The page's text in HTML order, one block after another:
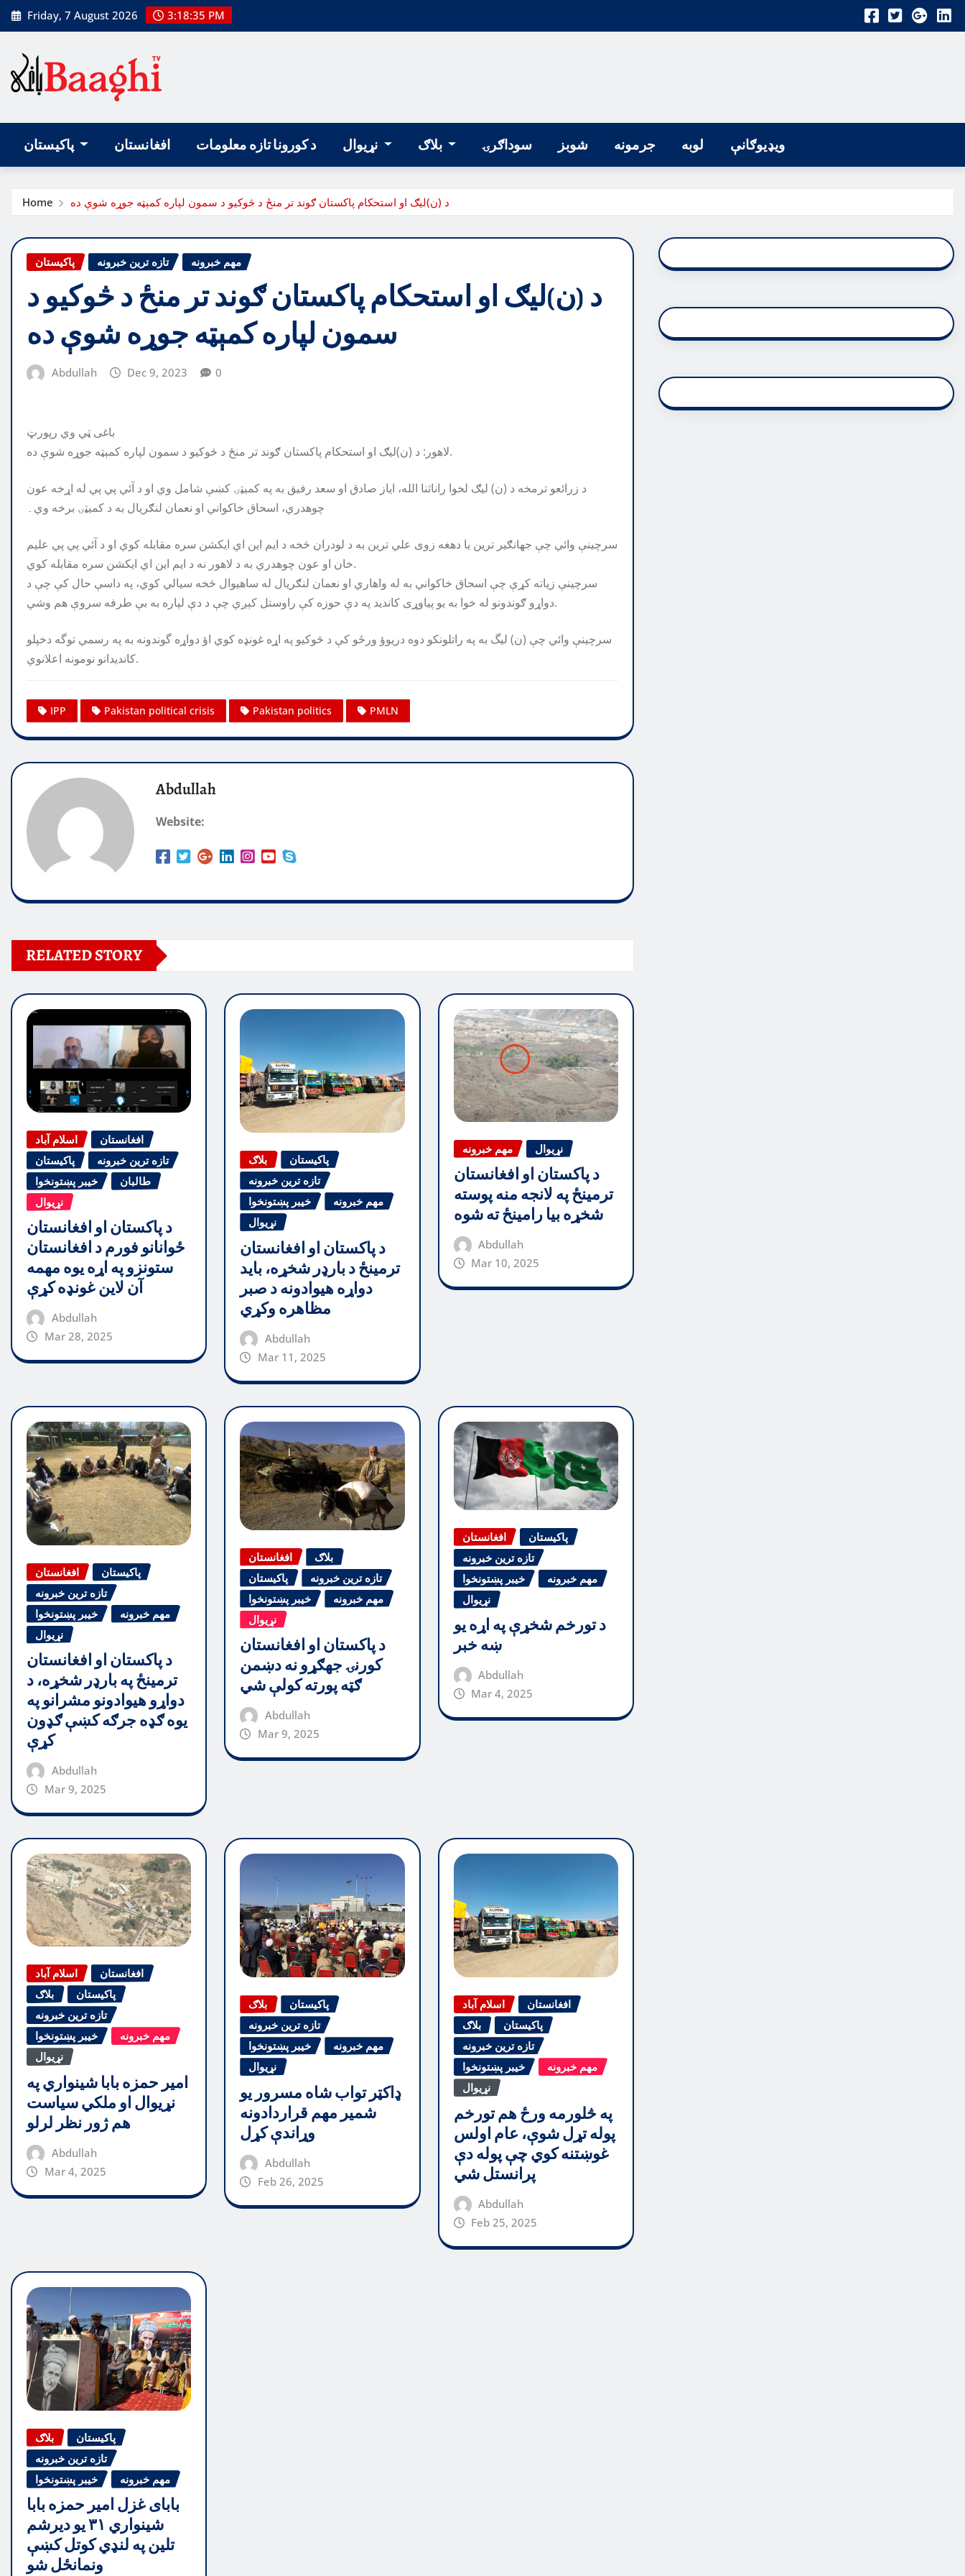
Skip
to
Friday, 7 August 2026 3:18:36 PM
پاکیستان افغانستان د کورونا تازه معلومات بلاګ سوداګرۍ شوبز جرمونه لوبه ویډیوګانې
Home د (ن)لیګ او استحکام پاکستان ګوند تر منځ د څوکیو د سمون لپاره کمېټه جوړه شوې ده
پاکیستان تازه ترین خبرونه مهم خبرونه
د (ن)لیګ او استحکام پاکستان ګوند تر منځ د څوکیو د
سمون لپاره کمېټه جوړه شوې ده
Abdullah Dec 9, 2023 0
باغی ټي وي رپورټ
لاهور: د (ن)لیګ او استحکام پاکستان ګوند تر منځ د څوکیو د سمون لپاره کمېټه جوړه شوې ده.
د زرائعو ترمخه د (ن) ليګ لخوا راناثنا الله، اياز صادق او سعد رفيق به په کميټۍ کښې شامل وي او د آئي پي پي له اړخه عون
چوهدري، اسحاق خاکواني او نعمان لنګريال به د کميټۍ برخه وي۔
سرچينې وائي چې جهانګير ترين يا دهغه زوى علي ترين به د لودران څخه د ايم اين اي ايکشن سره مقابله کوي او د آئي پي پي عليم
خان او عون چوهدري به د لاهور نه د ايم اين اي ايکشن سره مقابله کوي.
سرچينې زياته کړې چې اسحاق خاکواني به له واهاري او نعمان لنګريال له ساهيوال څخه سيالي کوي، په داسې حال کې چې د
دواړو ګوندونو له خوا به يو پياوړى کانديد په دې حوزه کې راوستل کېږي چې د دې لپاره به بې طرفه سروې هم وشي.
سرچينې وائي چې (ن) ليگ به په راتلونکو دوه دريوؤ ورځو کې د څوکيو په اړه غونډه کوي اؤ دواړه گوندونه به په رسمي توگه دخپلو
کانديدانو نومونه اعلانوي.
IPP Pakistan political crisis Pakistan politics PMLN
Abdullah
Website:
RELATED STORY
اسلام آباد
افغانستان
پاکیستان
تازه ترین خبرونه
خیبر پښتونخوا
طالبان
نړیوال
د پاکستان او افغانستان
ځوانانو فورم د افغانستان
ستونزو په اړه یوه مهمه
آن لاین غونډه کړې
Abdullah
Mar 28, 2025
بلاګ
پاکیستان
تازه ترین خبرونه
خیبر پښتونخوا
مهم خبرونه
نړیوال
د پاکستان او افغانستان
ترمینځ د بارډر شخړه، باید
دواړه هیوادونه د صبر
مظاهره وکړي
Abdullah
Mar 11, 2025
مهم خبرونه نړیوال
د پاکستان او افغانستان
ترمینځ په لانجه منه پوسته
شخړه بیا رامینځ ته شوه
Abdullah
Mar 10, 2025
افغانستان
پاکیستان
تازه ترین خبرونه
خیبر پښتونخوا
مهم خبرونه
نړیوال
د پاکستان او افغانستان
ترمینځ په بارډر شخړه، د
دواړو هیوادونو مشرانو په
یوه ګډه جرګه کښې ګډون
کړې
Abdullah
Mar 9, 2025
افغانستان
بلاګ
پاکیستان
تازه ترین خبرونه
خیبر پښتونخوا
مهم خبرونه
نړیوال
د پاکستان او افغانستان
کورنۍ جهګړو نه دښمن
ګټه پورته کولې شي
Abdullah
Mar 9, 2025
افغانستان
پاکیستان
تازه ترین خبرونه
خیبر پښتونخوا
مهم خبرونه
نړیوال
د تورخم شخړې په اړه یو
ښه خبر
Abdullah
Mar 4, 2025
اسلام آباد
افغانستان
بلاګ
پاکیستان
تازه ترین خبرونه
خیبر پښتونخوا
مهم خبرونه
نړیوال
امیر حمزه بابا شینواري په
نړیوال او ملکي سیاست
هم ژور نظر لرلو
Abdullah
Mar 4, 2025
بلاګ
پاکیستان
تازه ترین خبرونه
خیبر پښتونخوا
مهم خبرونه
نړیوال
ډاکټر تواب شاه مسرور یو
شمیر مهم قراردادونه
وړاندې کړل
Abdullah
Feb 26, 2025
اسلام آباد
افغانستان
بلاګ
پاکیستان
تازه ترین خبرونه
خیبر پښتونخوا
مهم خبرونه
نړیوال
په څلورمه ورځ هم تورخم
پوله تړل شوې، عام اولس
غوښتنه کوي چې پوله دې
پرانستل شي
Abdullah
Feb 25, 2025
بلاګ
پاکیستان
تازه ترین خبرونه
خیبر پښتونخوا
مهم خبرونه
بابای غزل امیر حمزه بابا
شینواري ۳۱ یو دیرشم
تلین په لنډي کوتل کښې
ونمانځل شو